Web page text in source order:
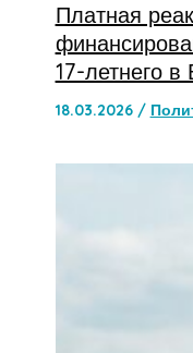
Платная
17-летнего в
18.03.2026 /